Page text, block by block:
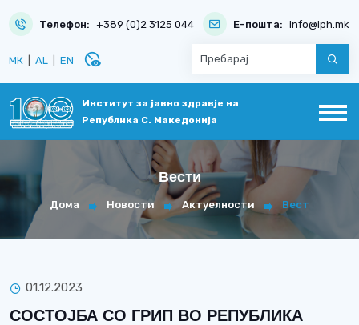
Телефон: +389 (0)2 3125 044 Е-пошта: info@iph.mk
МК AL EN disabled_visible
Институт за јавно здравје на
Република С. Македонија
Вести
Дома Новости Актуелности Вест
01.12.2023
СОСТОЈБА СО ГРИП ВО РЕПУБЛИКА